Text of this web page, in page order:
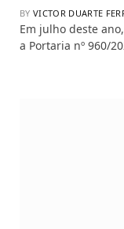
BY VICTOR DUARTE
Em julho deste
a Portaria nº 960/